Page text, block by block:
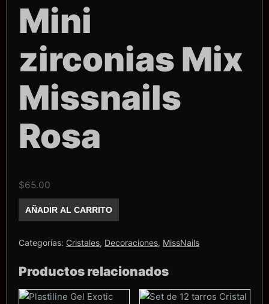
Mini
zirconias Mix
Missnails
Rosa
$65.00
zirconias
Mix
Rosa
cantidad
AÑADIR AL CARRITO
Categorías: Cristales, Decoraciones, MissNails
Productos relacionados